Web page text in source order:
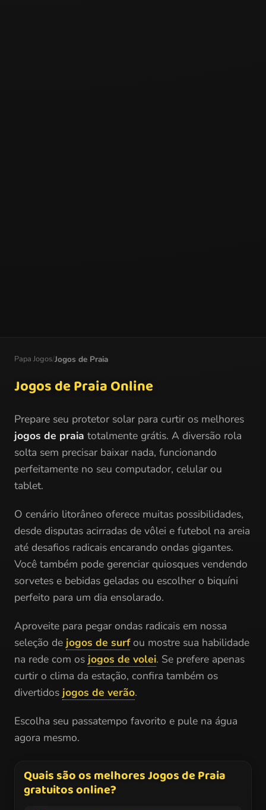
Papa Jogos/Jogos de Praia
Jogos de Praia Online
Prepare seu protetor solar para curtir os melhores
jogos de praia totalmente grátis. A diversão rola
solta sem precisar baixar nada, funcionando
perfeitamente no seu computador, celular ou
tablet.
O cenário litorâneo oferece muitas possibilidades,
desde disputas acirradas de vôlei e futebol na areia
até desafios radicais encarando ondas gigantes.
Você também pode gerenciar quiosques vendendo
sorvetes e bebidas geladas ou escolher o biquíni
perfeito para um dia ensolarado.
Aproveite para pegar ondas radicais em nossa
seleção de jogos de surfou mostre sua habilidade
na rede com os jogos de volei. Se prefere apenas
curtir o clima da estação, confira também os
divertidos jogos de verão.
Escolha seu passatempo favorito e pule na água
agora mesmo.
Quais são os melhores Jogos de Praia
gratuitos online?